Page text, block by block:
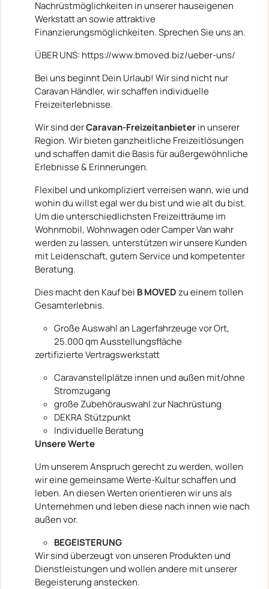
Nachrüstmöglichkeiten in unserer hauseigenen
Werkstatt an sowie attraktive
Finanzierungsmöglichkeiten. Sprechen Sie uns an.
ÜBER UNS: https://www.bmoved.biz/ueber-uns/
Bei uns beginnt Dein Urlaub! Wir sind nicht nur
Caravan Händler, wir schaffen individuelle
Freizeiterlebnisse.
Wir sind derCaravan-Freizeitanbieterin unserer
Region. Wir bieten ganzheitliche Freizeitlösungen
und schaffen damit die Basis für außergewöhnliche
Erlebnisse & Erinnerungen.
Flexibel und unkompliziert verreisen wann, wie und
wohin du willst egal wer du bist und wie alt du bist.
Um die unterschiedlichsten Freizeitträume im
Wohnmobil, Wohnwagen oder Camper Van wahr
werden zu lassen, unterstützen wir unsere Kunden
mit Leidenschaft, gutem Service und kompetenter
Beratung.
Dies macht den Kauf bei B MOVEDzu einem tollen
Gesamterlebnis.
Große Auswahl an Lagerfahrzeuge vor Ort,
25.000 qm Ausstellungsfläche
zertifizierte Vertragswerkstatt
Caravanstellplätze innen und außen mit/ohne
Stromzugang
große Zubehörauswahl zur Nachrüstung
DEKRA Stützpunkt
Individuelle Beratung
Unsere Werte
Um unserem Anspruch gerecht zu werden, wollen
wir eine gemeinsame Werte-Kultur schaffen und
leben. An diesen Werten orientieren wir uns als
Unternehmen und leben diese nach innen wie nach
außen vor.
BEGEISTERUNG
Wir sind überzeugt von unseren Produkten und
Dienstleistungen und wollen andere mit unserer
Begeisterung anstecken.